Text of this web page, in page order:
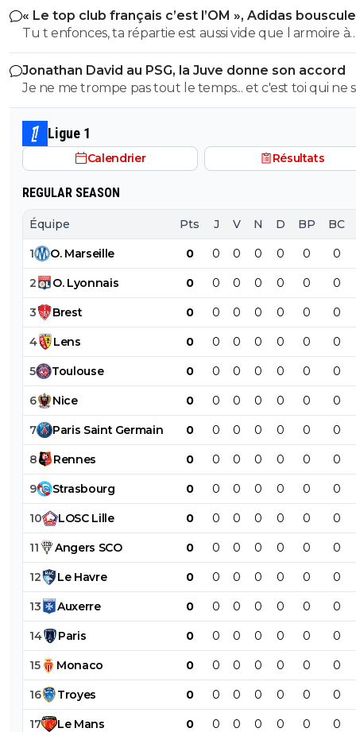
avec l'OL qui est une valeur sûre... contrairement à
« Le top club français c’est l’OM », Adidas
PSG
Tu t enfonces, ta répartie est aussi vide que l armoire à
trophées de ton club depuis 15 piges, t es juste une
gueule arrogante se pensant plus intelligent que les
alors que t es juste un pauvre clown empafé mdr
Jonathan David au PSG, la Juve donne son accord
Je ne me trompe pas tout le temps... et c'est toi qui ne
pas lire. ^^
Ligue 1
Calendrier Résultats
REGULAR SEASON
Équipe Pts J V N D BP BC
1 O. Marseille 0 0 0 0 0 0 0
2 O. Lyonnais 0 0 0 0 0 0 0
3 Brest 0 0 0 0 0 0 0
4 Lens 0 0 0 0 0 0 0
5 Toulouse 0 0 0 0 0 0 0
6 Nice 0 0 0 0 0 0 0
7 Paris Saint Germain 0 0 0 0 0 0 0
8 Rennes 0 0 0 0 0 0 0
9 Strasbourg 0 0 0 0 0 0 0
10 LOSC Lille 0 0 0 0 0 0 0
11 Angers SCO 0 0 0 0 0 0 0
12 Le Havre 0 0 0 0 0 0 0
13 Auxerre 0 0 0 0 0 0 0
14 Paris 0 0 0 0 0 0 0
15 Monaco 0 0 0 0 0 0 0
16 Troyes 0 0 0 0 0 0 0
17 Le Mans 0 0 0 0 0 0 0